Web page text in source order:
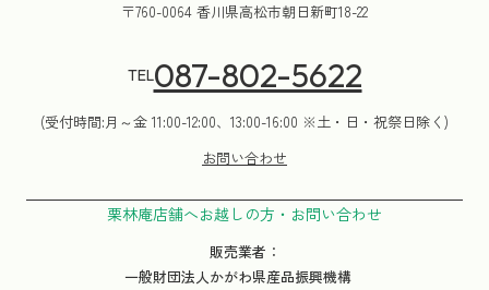
〒760-0064 香川県高松市朝日新町18-22
TEL087-802-5622
(受付時間:月～金 11:00-12:00、13:00-16:00 ※土・日・祝祭日除く)
お問い合わせ
栗林庵店舗へお越しの方・お問い合わせ
販売業者：
一般財団法人かがわ県産品振興機構